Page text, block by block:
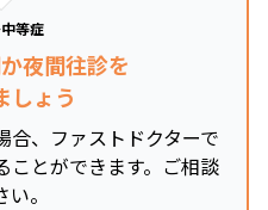
等症
夜間往診を
しょう
合、ファストドクターで
ことができます。ご相談
。